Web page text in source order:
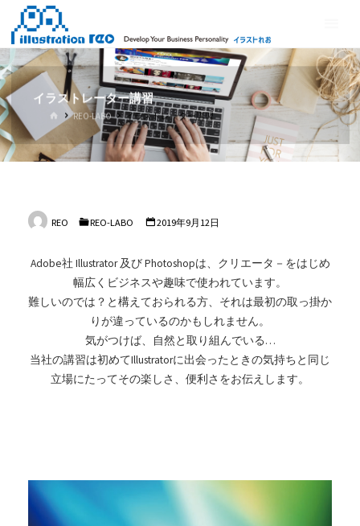
テ
ン
ツ
へ
ス
キ
ッ
ス
ト
れ
お
イラストレーター講習
ホ
ー
REO-LABO イラストレーター講習
REO REO-LABO 2019年9月12日
Adobe社 Illustrator 及び Photoshopは、クリエータ－をはじめ
幅広くビジネスや趣味で使われています。
難しいのでは？と構えておられる方、それは最初の取っ掛か
りが違っているのかもしれません。
気がつけば、自然と取り組んでいる…
当社の講習は初めてIllustratorに出会ったときの気持ちと同じ
立場にたってその楽しさ、便利さをお伝えします。